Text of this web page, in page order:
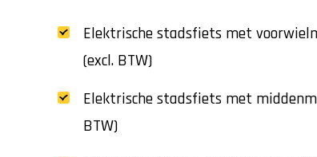
Elektrische stadsfiets met
(excl. BTW)
Elektrische stadsfiets met
BTW)